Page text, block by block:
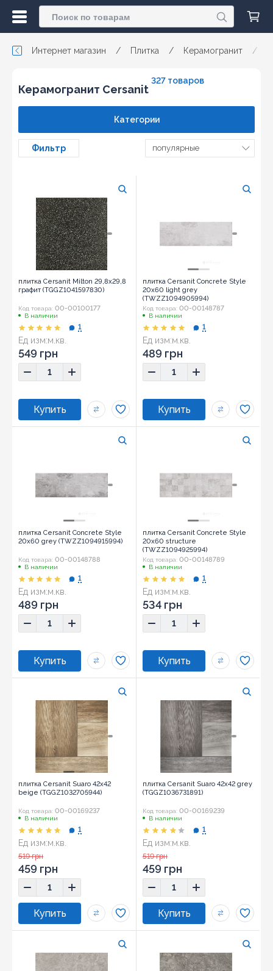
Интернет магазин / Плитка / Керамогранит /
Керамогранит Cersanit
327 товаров
Фильтр
Категории
популярные
плитка Cersanit Milton 29,8x29,8
графит (TGGZ1041597830)
Код товара: 00-00100177
В наличии
Ед изм:м.кв.
Размер: 29,8x29,8
1
549 грн
плитка Cersanit Concrete Style
20x60 light grey
(TWZZ1094905994)
Код товара: 00-00148787
В наличии
Ед изм:м.кв.
Размер:20х60
1
489 грн
плитка Cersanit Concrete Style
20x60 grey (TWZZ1094915994)
Код товара: 00-00148788
В наличии
Ед изм:м.кв.
Размер:20х60
1
489 грн
плитка Cersanit Concrete Style
20x60 structure
(TWZZ1094925994)
Код товара: 00-00148789
В наличии
Ед изм:м.кв.
Размер: 20х60
1
534 грн
плитка Cersanit Suaro 42x42
beige (TGGZ1032705944)
Код товара: 00-00169237
В наличии
Ед изм:м.кв.
Размер:
1
519 грн
459 грн
плитка Cersanit Suaro 42x42 grey
(TGGZ1036731891)
Код товара: 00-00169239
В наличии
Ед изм:м.кв.
Размер:
1
519 грн
459 грн